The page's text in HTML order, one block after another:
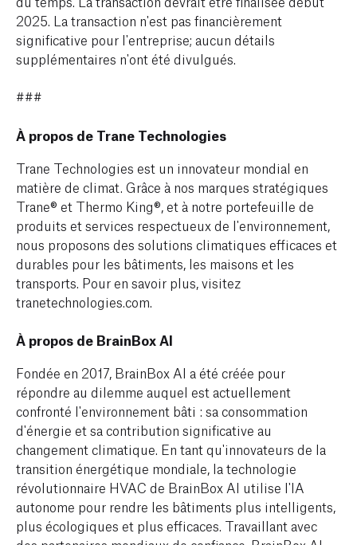
2025. La transaction n'est pas financièrement
significative pour l'entreprise; aucun détails
supplémentaires n'ont été divulgués.
###
À propos de Trane Technologies
Trane Technologies est un innovateur mondial en
matière de climat. Grâce à nos marques stratégiques
Trane® et Thermo King®, et à notre portefeuille de
produits et services respectueux de l'environnement,
nous proposons des solutions climatiques efficaces et
durables pour les bâtiments, les maisons et les
transports. Pour en savoir plus, visitez
tranetechnologies.com.
À propos de BrainBox AI
Fondée en 2017, BrainBox AI a été créée pour
répondre au dilemme auquel est actuellement
confronté l'environnement bâti : sa consommation
d'énergie et sa contribution significative au
changement climatique. En tant qu'innovateurs de la
transition énergétique mondiale, la technologie
révolutionnaire HVAC de BrainBox AI utilise l'IA
autonome pour rendre les bâtiments plus intelligents,
plus écologiques et plus efficaces. Travaillant avec